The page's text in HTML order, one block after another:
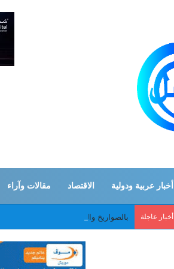
أخبار عربية ودولية الاقتصاد مقالات وآراء
أخبار عاجلة بالصواريخ والمسيرات… القوات